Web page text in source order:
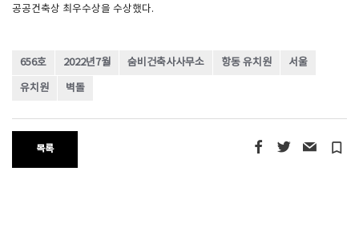
공공건축상 최우수상을 수상했다.
656호 2022년7월 숨비건축사사무소 항동 유치원 서울
유치원 벽돌
목록 turned_in_not